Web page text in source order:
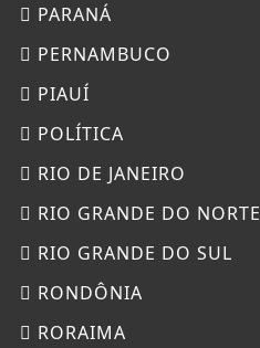
PARANÁ
PERNAMBUCO
PIAUÍ
POLÍTICA
RIO DE JANEIRO
RIO GRANDE DO NORTE
RIO GRANDE DO SUL
RONDÔNIA
RORAIMA